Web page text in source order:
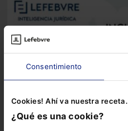
Consentimiento
Cookies! Ahí va nuestra receta.
¿Qué es una cookie?